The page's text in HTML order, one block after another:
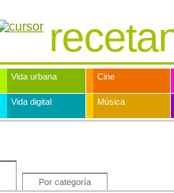
Vida urbana Cine
Vida digital Música
Por categoría